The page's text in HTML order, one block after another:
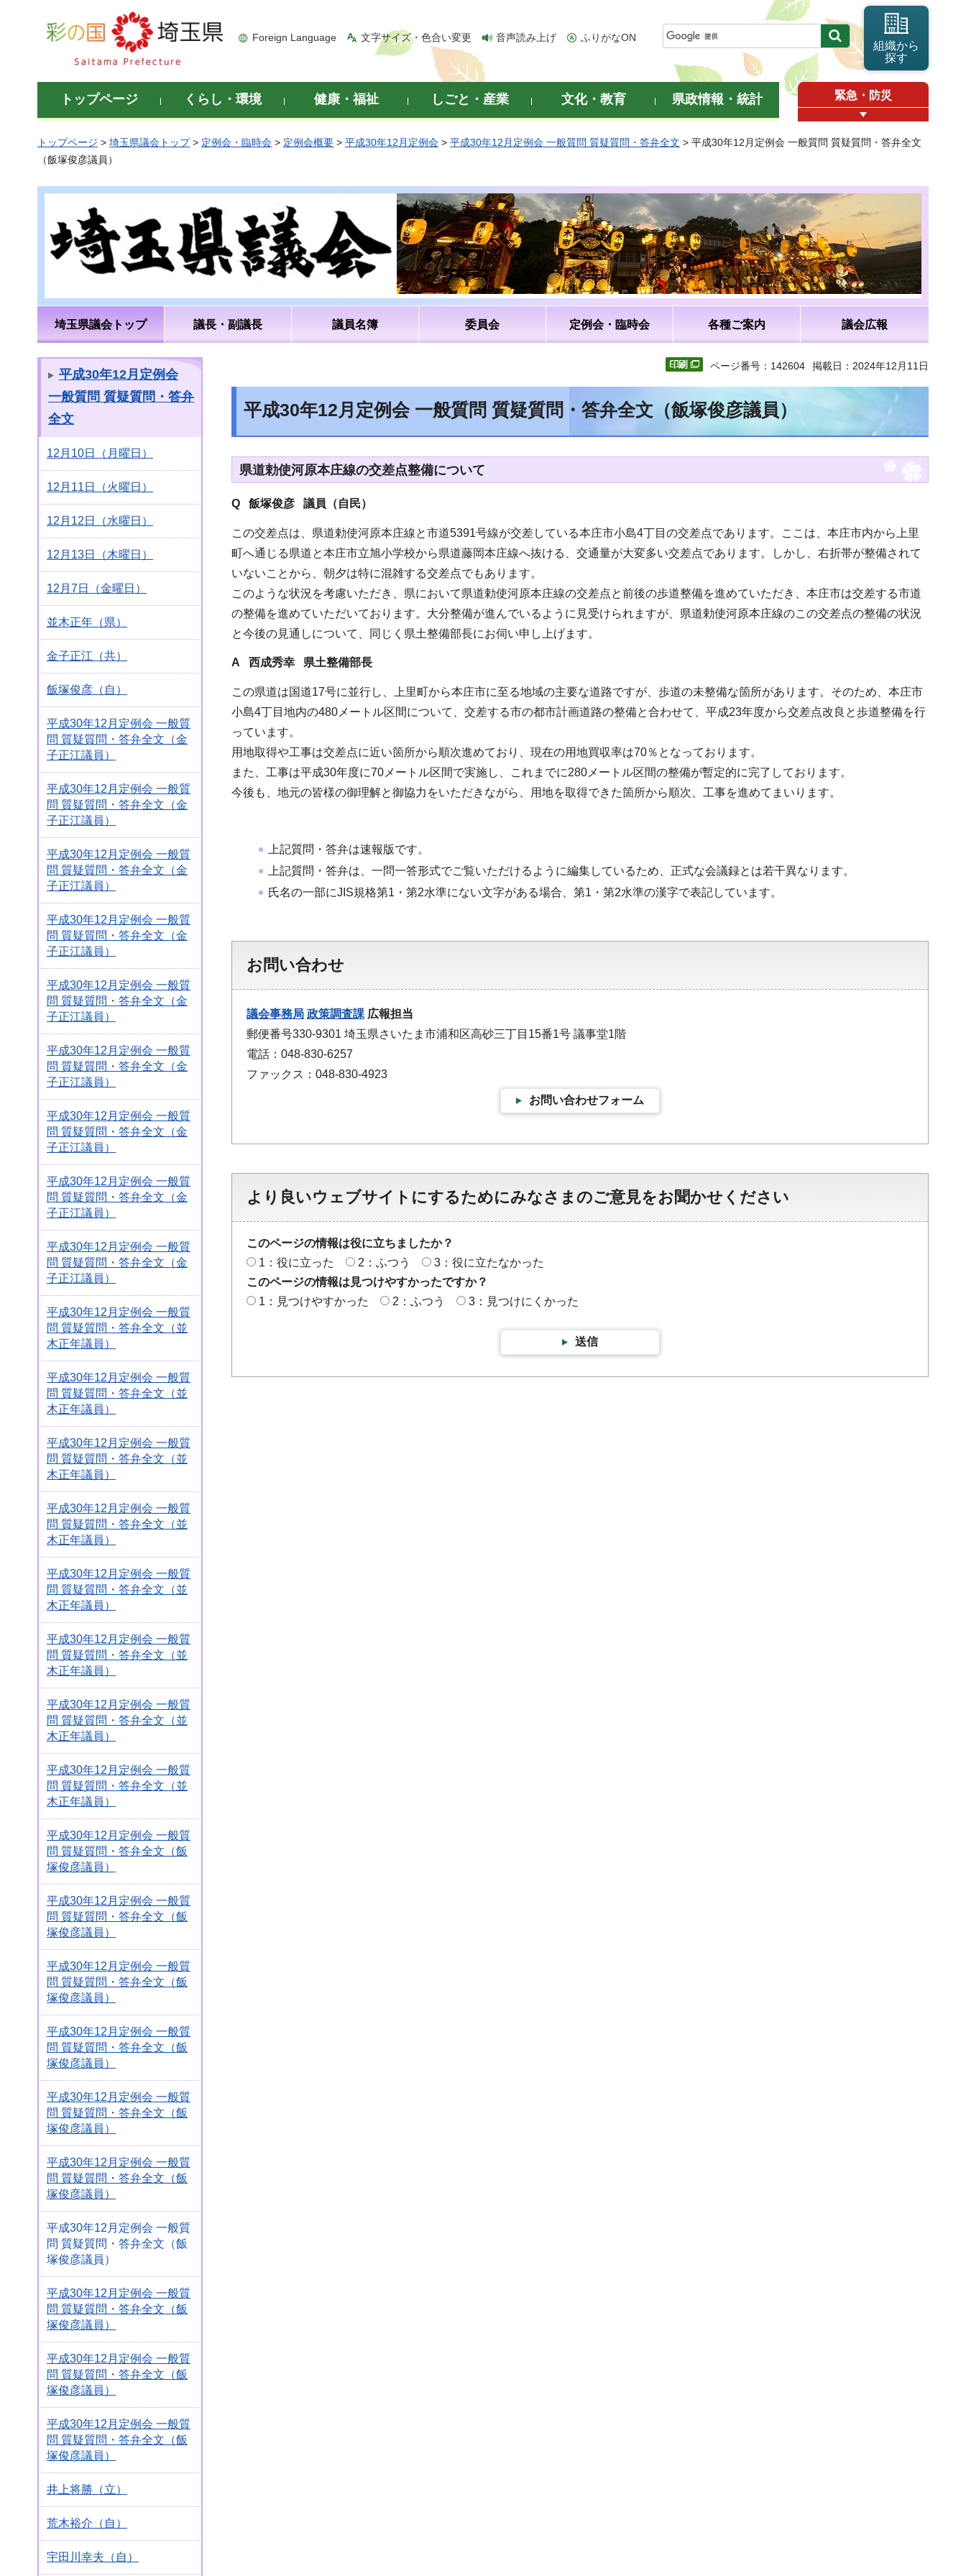
彩の国 埼玉県
Foreign Language 文字サイズ・色合い変更 音声読み上げ ふりがなON
組織から
探す
トップページ くらし・環境 健康・福祉 しごと・産業 文化・教育 県政情報・統計 緊急・防災
トップページ > 埼玉県議会トップ> 定例会・臨時会 > 定例会概要 > 平成30年12月定例会 > 平成30年12月定例会 一般質問 質疑質問・答弁全文 > 平成30年12月定例会 一般質問 質疑質問・答弁全文
（飯塚俊彦議員）
埼玉県議会トップ 議長・副議長 議員名簿 委員会 定例会・臨時会 各種ご案内 議会広報
平成30年12月定例会
一般質問 質疑質問・答弁
全文
12月10日（月曜日）
12月11日（火曜日）
12月12日（水曜日）
12月13日（木曜日）
12月7日（金曜日）
並木正年（県）
金子正江（共）
飯塚俊彦（自）
平成30年12月定例会 一般質
問 質疑質問・答弁全文（金
子正江議員）
平成30年12月定例会 一般質
問 質疑質問・答弁全文（金
子正江議員）
平成30年12月定例会 一般質
問 質疑質問・答弁全文（金
子正江議員）
平成30年12月定例会 一般質
問 質疑質問・答弁全文（金
子正江議員）
平成30年12月定例会 一般質
問 質疑質問・答弁全文（金
子正江議員）
平成30年12月定例会 一般質
問 質疑質問・答弁全文（金
子正江議員）
平成30年12月定例会 一般質
問 質疑質問・答弁全文（金
子正江議員）
平成30年12月定例会 一般質
問 質疑質問・答弁全文（金
子正江議員）
平成30年12月定例会 一般質
問 質疑質問・答弁全文（金
子正江議員）
平成30年12月定例会 一般質
問 質疑質問・答弁全文（並
木正年議員）
平成30年12月定例会 一般質
問 質疑質問・答弁全文（並
木正年議員）
平成30年12月定例会 一般質
問 質疑質問・答弁全文（並
木正年議員）
平成30年12月定例会 一般質
問 質疑質問・答弁全文（並
木正年議員）
平成30年12月定例会 一般質
問 質疑質問・答弁全文（並
木正年議員）
平成30年12月定例会 一般質
問 質疑質問・答弁全文（並
木正年議員）
平成30年12月定例会 一般質
問 質疑質問・答弁全文（並
木正年議員）
平成30年12月定例会 一般質
問 質疑質問・答弁全文（並
木正年議員）
平成30年12月定例会 一般質
問 質疑質問・答弁全文（飯
塚俊彦議員）
平成30年12月定例会 一般質
問 質疑質問・答弁全文（飯
塚俊彦議員）
平成30年12月定例会 一般質
問 質疑質問・答弁全文（飯
塚俊彦議員）
平成30年12月定例会 一般質
問 質疑質問・答弁全文（飯
塚俊彦議員）
平成30年12月定例会 一般質
問 質疑質問・答弁全文（飯
塚俊彦議員）
平成30年12月定例会 一般質
問 質疑質問・答弁全文（飯
塚俊彦議員）
平成30年12月定例会 一般質
問 質疑質問・答弁全文（飯
塚俊彦議員）
平成30年12月定例会 一般質
問 質疑質問・答弁全文（飯
塚俊彦議員）
平成30年12月定例会 一般質
問 質疑質問・答弁全文（飯
塚俊彦議員）
平成30年12月定例会 一般質
問 質疑質問・答弁全文（飯
塚俊彦議員）
井上将勝（立）
荒木裕介（自）
宇田川幸夫（自）
ページ番号：142604 掲載日：2024年12月11日
平成30年12月定例会 一般質問 質疑質問・答弁全文（飯塚俊彦議員）
県道勅使河原本庄線の交差点整備について
Q 飯塚俊彦 議員（自民）
この交差点は、県道勅使河原本庄線と市道5391号線が交差している本庄市小島4丁目の交差点であります。ここは、本庄市内から上里
町へ通じる県道と本庄市立旭小学校から県道藤岡本庄線へ抜ける、交通量が大変多い交差点であります。しかし、右折帯が整備されて
いないことから、朝夕は特に混雑する交差点でもあります。
このような状況を考慮いただき、県において県道勅使河原本庄線の交差点と前後の歩道整備を進めていただき、本庄市は交差する市道
の整備を進めていただいております。大分整備が進んでいるように見受けられますが、県道勅使河原本庄線のこの交差点の整備の状況
と今後の見通しについて、同じく県土整備部長にお伺い申し上げます。
A 西成秀幸 県土整備部長
この県道は国道17号に並行し、上里町から本庄市に至る地域の主要な道路ですが、歩道の未整備な箇所があります。そのため、本庄市
小島4丁目地内の480メートル区間について、交差する市の都市計画道路の整備と合わせて、平成23年度から交差点改良と歩道整備を行
っています。
用地取得や工事は交差点に近い箇所から順次進めており、現在の用地買収率は70％となっております。
また、工事は平成30年度に70メートル区間で実施し、これまでに280メートル区間の整備が暫定的に完了しております。
今後も、地元の皆様の御理解と御協力をいただきながら、用地を取得できた箇所から順次、工事を進めてまいります。
上記質問・答弁は速報版です。
上記質問・答弁は、一問一答形式でご覧いただけるように編集しているため、正式な会議録とは若干異なります。
氏名の一部にJIS規格第1・第2水準にない文字がある場合、第1・第2水準の漢字で表記しています。
お問い合わせ
議会事務局 政策調査課 広報担当
郵便番号330-9301 埼玉県さいたま市浦和区高砂三丁目15番1号 議事堂1階
電話：048-830-6257
ファックス：048-830-4923
お問い合わせフォーム
より良いウェブサイトにするためにみなさまのご意見をお聞かせください
このページの情報は役に立ちましたか？
1：役に立った
2：ふつう
3：役に立たなかった
このページの情報は見つけやすかったですか？
1：見つけやすかった
2：ふつう 3：見つけにくかった
送信